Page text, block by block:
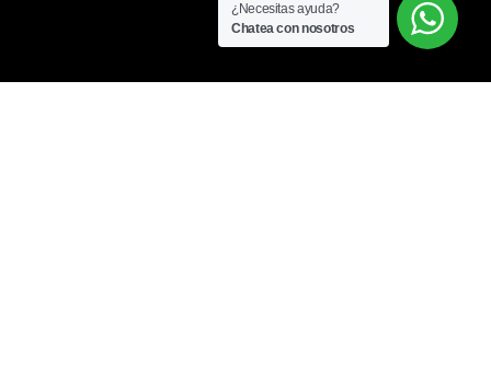
¿Necesitas ayuda?
Chatea con nosotros